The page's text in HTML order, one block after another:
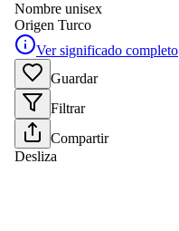
Nombre unisex
Origen Turco
Ver significado completo
Guardar
Filtrar
Compartir
Desliza